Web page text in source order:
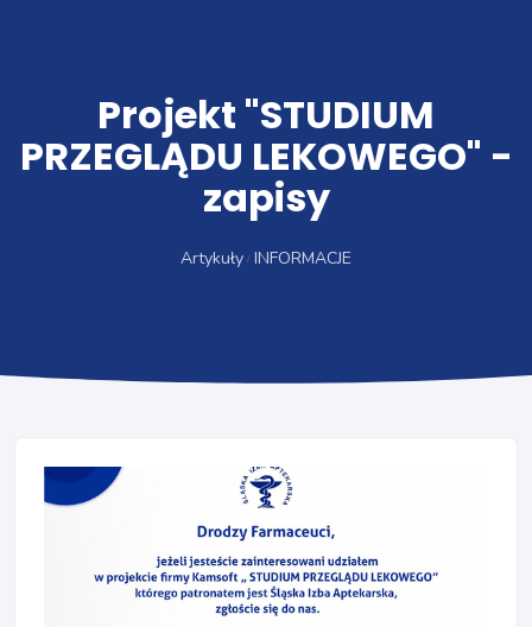
Projekt "STUDIUM
PRZEGLĄDU LEKOWEGO" -
zapisy
Artykuły INFORMACJE